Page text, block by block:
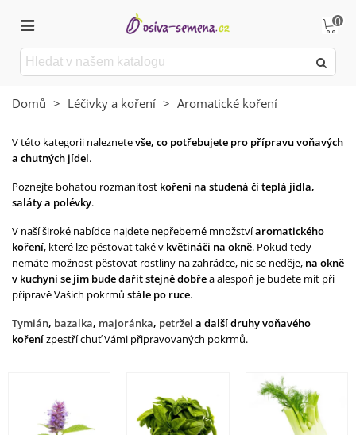
0
Domů > Léčivky a koření > Aromatické koření
V této kategorii naleznetevše, co potřebujete pro přípravu voňavých
a chutných jídel.
Poznejte bohatou rozmanitost koření na studená či teplá jídla,
saláty a polévky.
V naší široké nabídce najdete nepřeberné množstvíaromatického
koření, které lze pěstovat také v květináči na okně. Pokud tedy
nemáte možnost pěstovat rostliny na zahrádce, nic se neděje, na okně
v kuchyni se jim bude dařit stejně dobřea alespoň je budete mít při
přípravě Vašich pokrmů stále po ruce.
Tymián, bazalka, majoránka, petržel a další druhy voňavého
kořenízpestří chuť Vámi připravovaných pokrmů.